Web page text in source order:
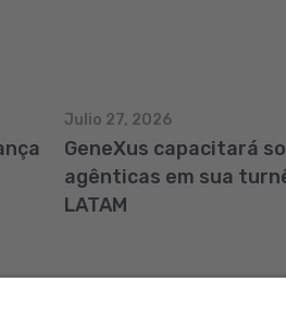
GeneXus capacitará
agênticas em sua
LATAM
Julio 27, 2026